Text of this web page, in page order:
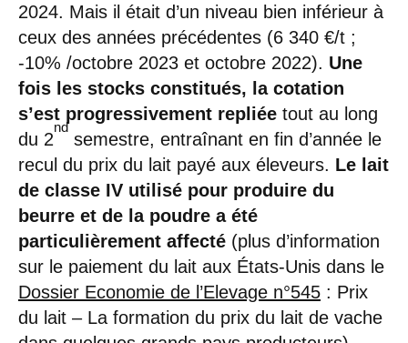
2024. Mais il était d’un niveau bien inférieur à
ceux des années précédentes (6 340 €/t ;
-10% /octobre 2023 et octobre 2022). Une
fois les stocks constitués, la cotation
s’est progressivement repliée tout au long
du 2
nd
semestre, entraînant en fin d’année le
recul du prix du lait payé aux éleveurs. Le lait
de classe IV utilisé pour produire du
beurre et de la poudre a été
particulièrement affecté (plus d’information
sur le paiement du lait aux États-Unis dans le
Dossier Economie de l’Elevage n°545 : Prix
du lait – La formation du prix du lait de vache